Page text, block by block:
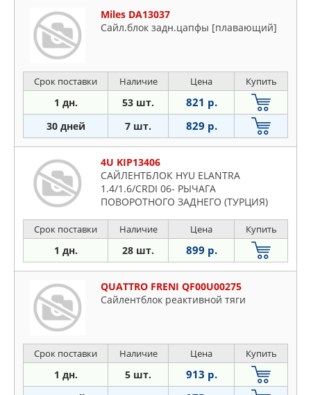
Miles DA13037
Сайл.блок задн.цапфы [плавающий]
Срок поставки Наличие Цена Купить
1 дн. 53 шт. 821 р.
30 дней 7 шт. 829 р.
4U KIP13406
САЙЛЕНТБЛОК HYU ELANTRA
1.4/1.6/CRDI 06- РЫЧАГА
ПОВОРОТНОГО ЗАДНЕГО (ТУРЦИЯ)
Срок поставки Наличие Цена Купить
1 дн. 28 шт. 899 р.
QUATTRO FRENI QF00U00275
Сайлентблок реактивной тяги
Срок поставки Наличие Цена Купить
1 дн. 5 шт. 913 р.